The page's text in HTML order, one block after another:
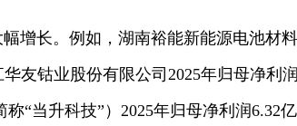
增长。例如，湖南裕能新能源电池材
友钴业股份有限公司2025年归母净利
“当升科技”）2025年归母净利润6.32